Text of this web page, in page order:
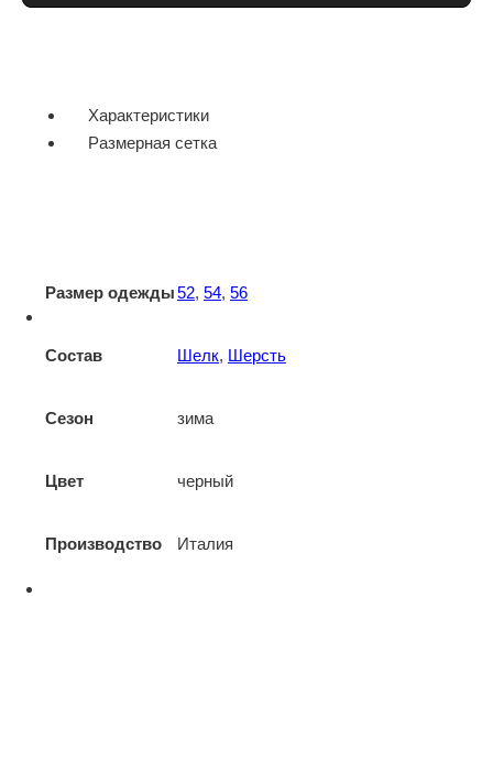
Характеристики
Размерная сетка
Размер одежды52, 54, 56
Состав Шелк, Шерсть
Сезон зима
Цвет черный
Производство Италия